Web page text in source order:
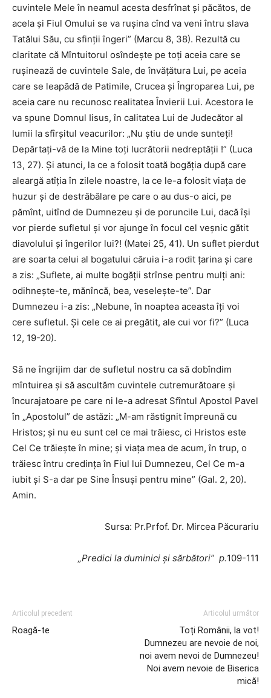
cuvintele Mele în neamul acesta desfrînat şi păcătos, de
acela şi Fiul Omului se va ruşina cînd va veni întru slava
Tatălui Său, cu sfinţii îngeri” (Marcu 8, 38). Rezultă cu
claritate că Mîntuitorul osîndeşte pe toţi aceia care se
ruşinează de cuvintele Sale, de învăţătura Lui, pe aceia
care se leapădă de Patimile, Crucea şi Îngroparea Lui, pe
aceia care nu recunosc realitatea Învierii Lui. Acestora le
va spune Domnul Iisus, în calitatea Lui de Judecător al
lumii la sfîrşitul veacurilor: „Nu ştiu de unde sunteţi!
Depărtaţi-vă de la Mine toţi lucrătorii nedreptăţii !” (Luca
13, 27). Şi atunci, la ce a folosit toată bogăţia după care
aleargă atîţia în zilele noastre, la ce le-a folosit viaţa de
huzur şi de destrăbălare pe care o au dus-o aici, pe
pămînt, uitînd de Dumnezeu şi de poruncile Lui, dacă îşi
vor pierde sufletul şi vor ajunge în focul cel veşnic gătit
diavolului şi îngerilor lui?! (Matei 25, 41). Un suflet pierdut
are soarta celui al bogatului căruia i-a rodit ţarina şi care
a zis: „Suflete, ai multe bogăţii strînse pentru mulţi ani:
odihneşte-te, mănîncă, bea, veseleşte-te”. Dar
Dumnezeu i-a zis: „Nebune, în noaptea aceasta îţi voi
cere sufletul. Şi cele ce ai pregătit, ale cui vor fi?” (Luca
12, 19-20).
Să ne îngrijim dar de sufletul nostru ca să dobîndim
mîntuirea şi să ascultăm cuvintele cutremurătoare şi
încurajatoare pe care ni le-a adresat Sfîntul Apostol Pavel
în „Apostolul” de astăzi: „M-am răstignit împreună cu
Hristos; şi nu eu sunt cel ce mai trăiesc, ci Hristos este
Cel Ce trăieşte în mine; şi viaţa mea de acum, în trup, o
trăiesc întru credinţa în Fiul lui Dumnezeu, Cel Ce m-a
iubit şi S-a dar pe Sine Însuşi pentru mine” (Gal. 2, 20).
Amin.
Sursa: Pr.Prfof. Dr. Mircea Păcurariu
„Predici la duminici şi sărbători” p.109-111
Articolul precedent
Roagă-te
Articolul următor
Toți Românii, la vot!
Dumnezeu are nevoie de noi,
noi avem nevoi de Dumnezeu!
Noi avem nevoie de Biserica
mică!